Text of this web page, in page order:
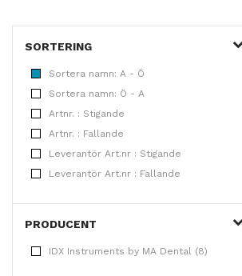
SORTERING
Sortera namn: A - Ö
Sortera namn: Ö - A
Artnr. : Stigande
Artnr. : Fallande
Leverantör Art.nr : Stigande
Leverantör Art.nr : Fallande
PRODUCENT
IDX Instruments by MA Dental (8)